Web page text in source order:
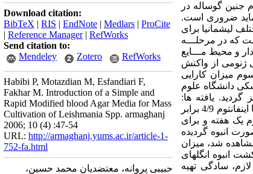
جنین گوساله در
نماید ضروری است.
لیشمانیا برای
که در مرحلـــه
و محیط مـــایع
ژنومی از واکنش
میزان کارایی
دانشکده پزشکی دانشگاه علوم
گردید. یافته ها:
میــــزان رشد انگل در محیط جامد خــون دار در گونه لیشمانیا ماژور 1/5 برابر، لیشمانیا تروپیکا 7/5 برابر و لیشمانیا اینفانتوم 4/9 برابر
یک هفته و برای
انبوه گردیده
آلودگی ثانویه مشاهده شد، میزان
انبوه انگلهای
سادگی تهیه
Download citation:
BibTeX | RIS | EndNote | Medlars | ProCite
| Reference Manager| RefWorks
Send citation to:
Mendeley
Zotero RefWorks
Habibi P, Motazdian M, Esfandiari F,
Fakhar M. Introduction of a Simple and
Rapid Modified blood Agar Media for Mass
Cultivation of Leishmania Spp. armaghanj
2006; 10 (4) :47-54
URL: http://armaghanj.yums.ac.ir/article-1-
752-fa.html
حبیبی پروانه، معتضدیان محمد حسین،